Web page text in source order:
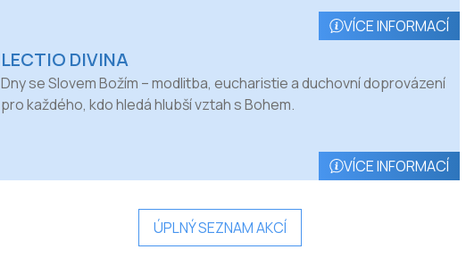
VÍCE INFORMACÍ
LECTIO DIVINA
Dny se Slovem Božím – modlitba, eucharistie a duchovní doprovázení
pro každého, kdo hledá hlubší vztah s Bohem.
VÍCE INFORMACÍ
ÚPLNÝ SEZNAM AKCÍ